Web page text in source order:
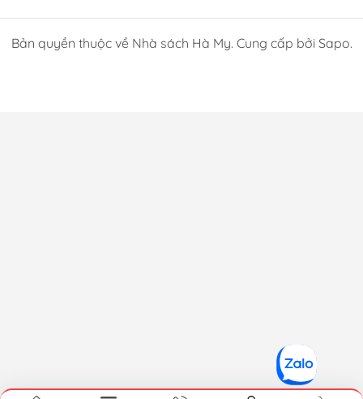
Bản quyền thuộc về Nhà sách Hà My. Cung cấp bởi Sapo.